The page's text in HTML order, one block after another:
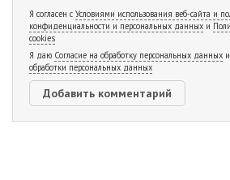
Я согласен с Условиями использования веб-сайта и
конфиденциальности и персональных данных и
cookies
Я даю Согласие на обработку персональных данных
обработки персональных данных